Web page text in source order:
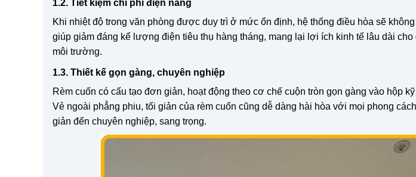
1.2. Tiết kiệm chi phí điện năng
Khi nhiệt độ trong văn phòng được duy trì ở mức ổn định, hệ thống điều hòa sẽ
giúp giảm đáng kể lượng điện tiêu thụ hàng tháng, mang lại lợi ích kinh tế lâu dài
môi trường.
1.3. Thiết kế gọn gàng, chuyên nghiệp
Rèm cuốn có cấu tạo đơn giản, hoạt động theo cơ chế cuộn tròn gọn gàng vào hộp
Vẻ ngoài phẳng phiu, tối giản của rèm cuốn cũng dễ dàng hài hòa với mọi phong
giản đến chuyên nghiệp, sang trọng.